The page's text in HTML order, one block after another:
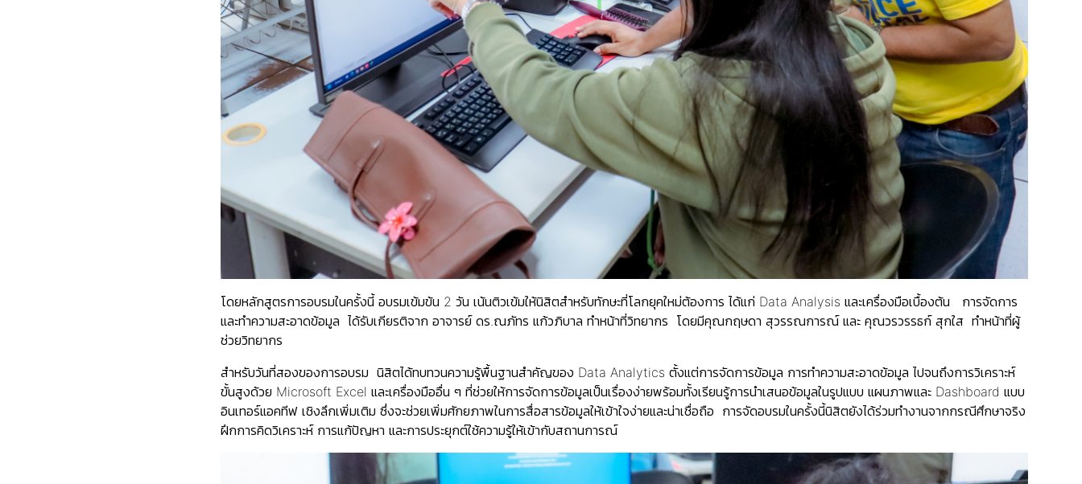
โดยหลักสูตรการอบรมในครั้งนี้ อบรมเข้มข้น 2 วัน เน้นติวเข้มให้นิสิตสำหรับทักษะที่โลกยุคใหม่ต้องการ ได้แก่ Data Analysis และเครื่องมือเบื้องต้น การจัดการ
และทำความสะอาดข้อมูล ได้รับเกียรติจาก อาจารย์ ดร.ณภัทร แก้วภิบาล ทำหน้าที่วิทยากร โดยมีคุณกฤษดา สุวรรณการณ์ และ คุณวรวรรธก์ สุกใส ทำหน้าที่ผู้
ช่วยวิทยากร
สำหรับวันที่สองของการอบรม นิสิตได้ทบทวนความรู้พื้นฐานสำคัญของ Data Analytics ตั้งแต่การจัดการข้อมูล การทำความสะอาดข้อมูล ไปจนถึงการวิเคราะห์
ขั้นสูงด้วย Microsoft Excel และเครื่องมืออื่น ๆ ที่ช่วยให้การจัดการข้อมูลเป็นเรื่องง่ายพร้อมทั้งเรียนรู้การนำเสนอข้อมูลในรูปแบบ แผนภาพและ Dashboard แบบ
อินเทอร์แอคทีฟ เชิงลึกเพิ่มเติม ซึ่งจะช่วยเพิ่มศักยภาพในการสื่อสารข้อมูลให้เข้าใจง่ายและน่าเชื่อถือ การจัดอบรมในครั้งนี้นิสิตยังได้ร่วมทำงานจากกรณีศึกษาจริง
ฝึกการคิดวิเคราะห์ การแก้ปัญหา และการประยุกต์ใช้ความรู้ให้เข้ากับสถานการณ์